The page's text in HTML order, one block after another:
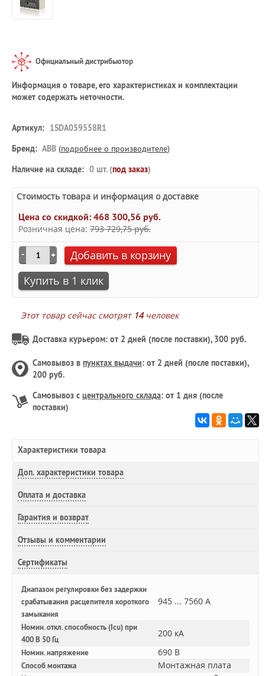
Официальный дистрибьютор
Информация о товаре, его характеристиках и комплектации
может содержать неточности.
Артикул: 1SDA059558R1
Бренд: ABB (подробнее о производителе)
Наличие на складе: 0 шт. (под заказ)
Стоимость товара и информация о доставке
Цена со скидкой:468 300,56 руб.
Розничная цена: 793 729,75 руб.
Добавить в корзину
Купить в 1 клик
Этот товар сейчас смотрят 14человек
Доставка курьером: от 2 дней (после поставки), 300 руб.
Самовывоз в пунктах выдачи: от 2 дней (после поставки),
200 руб.
Самовывоз с центрального склада: от 1 дня (после
поставки)
Характеристики товара
Доп. характеристики товара
Оплата и доставка
Гарантия и возврат
Отзывы и комментарии
Сертификаты
Диапазон регулировки без задержки
срабатывания расцепителя короткого
замыкания
945 ... 7560 А
Номин. откл. способность (Icu) при
400 В 50 Гц
200 кА
Номин. напряжение 690 В
Способ монтажа Монтажная плата